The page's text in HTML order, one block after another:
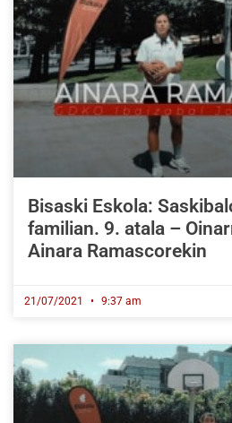
Bisaski Eskola:
familian. 9. atala –
Ainara Ramascorekin
21/07/2021 9:37 am